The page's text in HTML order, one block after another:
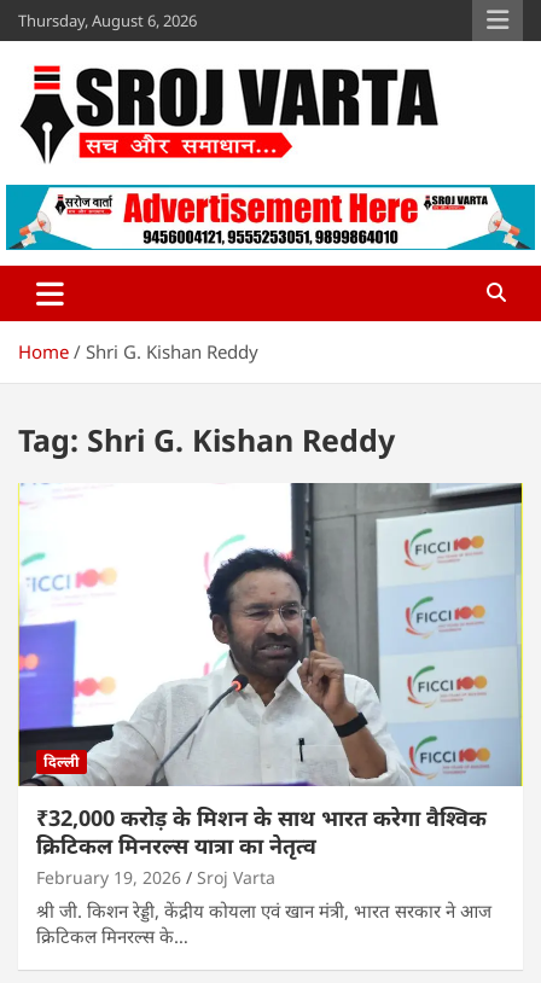
Skip
to
content
Thursday, August 6, 2026
Sroj Varta
www.srojvarta.in
Home Shri G. Kishan Reddy
Tag: Shri G. Kishan Reddy
दिल्ली
₹32,000 करोड़ के मिशन के साथ भारत करेगा वैश्विक
क्रिटिकल मिनरल्स यात्रा का नेतृत्व
February 19, 2026 Sroj Varta
श्री जी. किशन रेड्डी, केंद्रीय कोयला एवं खान मंत्री, भारत सरकार ने आज
क्रिटिकल मिनरल्स के…